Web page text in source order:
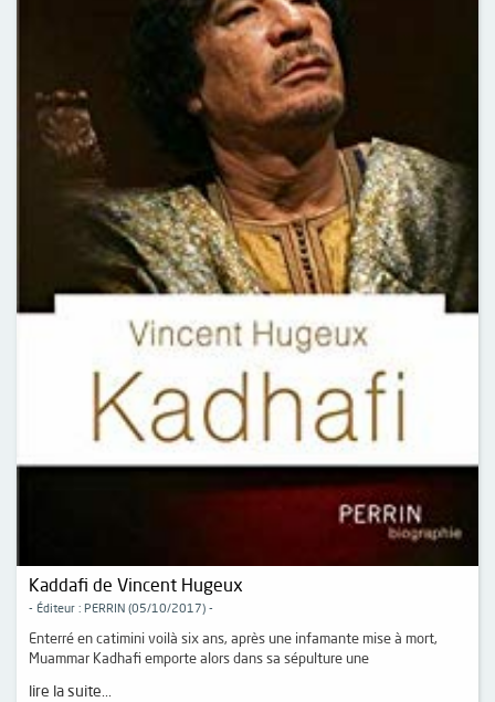
Kaddafi de Vincent Hugeux
- Éditeur : PERRIN (05/10/2017) -
Enterré en catimini voilà six ans, après une infamante mise à mort,
Muammar Kadhafi emporte alors dans sa sépulture une
lire la suite...